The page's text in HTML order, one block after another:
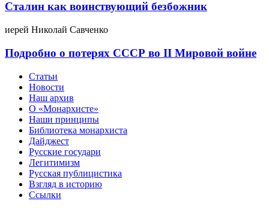
Сталин как воинствующий безбожник
иерей Николай Савченко
Подробно о потерях СССР во II Мировой войне
Статьи
Новости
Наш архив
О «Монархисте»
Наши принципы
Библиотека монархиста
Дайджест
Русские государи
Легитимизм
Русская публицистика
Взгляд в историю
Ссылки